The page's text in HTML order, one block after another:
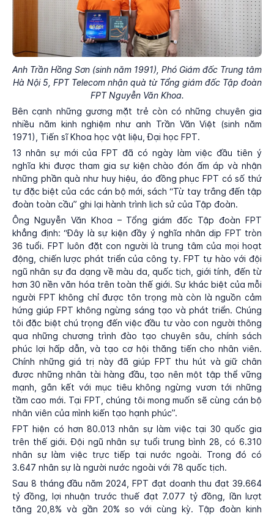
Anh Trần Hồng Sơn (sinh năm 1991), Phó Giám đốc Trung tâm
Hà Nội 5, FPT Telecom nhận quà từ Tổng giám đốc Tập đoàn
FPT Nguyễn Văn Khoa.
Bên cạnh những gương mặt trẻ còn có những chuyên gia
nhiều năm kinh nghiệm như anh Trần Văn Việt (sinh năm
1971), Tiến sĩ Khoa học vật liệu, Đại học FPT.
13 nhân sự mới của FPT đã có ngày làm việc đầu tiên ý
nghĩa khi được tham gia sự kiện chào đón ấm áp và nhận
những phần quà như huy hiệu, áo đồng phục FPT có số thứ
tự đặc biệt của các cán bộ mới, sách “Từ tay trắng đến tập
đoàn toàn cầu” ghi lại hành trình lịch sử của Tập đoàn.
Ông Nguyễn Văn Khoa – Tổng giám đốc Tập đoàn FPT
khẳng định: “Đây là sự kiện đầy ý nghĩa nhân dịp FPT tròn
36 tuổi. FPT luôn đặt con người là trung tâm của mọi hoạt
động, chiến lược phát triển của công ty. FPT tự hào với đội
ngũ nhân sự đa dạng về màu da, quốc tịch, giới tính, đến từ
hơn 30 nền văn hóa trên toàn thế giới. Sự khác biệt của mỗi
người FPT không chỉ được tôn trọng mà còn là nguồn cảm
hứng giúp FPT không ngừng sáng tạo và phát triển. Chúng
tôi đặc biệt chú trọng đến việc đầu tư vào con người thông
qua những chương trình đào tạo chuyên sâu, chính sách
phúc lợi hấp dẫn, và tạo cơ hội thăng tiến cho nhân viên.
Chính những giá trị này đã giúp FPT thu hút và giữ chân
được những nhân tài hàng đầu, tạo nên một tập thể vững
mạnh, gắn kết với mục tiêu không ngừng vươn tới những
tầm cao mới. Tại FPT, chúng tôi mong muốn sẽ cùng cán bộ
nhân viên của mình kiến tạo hạnh phúc”.
FPT hiện có hơn 80.013 nhân sự làm việc tại 30 quốc gia
trên thế giới. Đội ngũ nhân sự tuổi trung bình 28, có 6.310
nhân sự làm việc trực tiếp tại nước ngoài. Trong đó có
3.647 nhân sự là người nước ngoài với 78 quốc tịch.
Sau 8 tháng đầu năm 2024, FPT đạt doanh thu đạt 39.664
tỷ đồng, lợi nhuận trước thuế đạt 7.077 tỷ đồng, lần lượt
tăng 20,8% và gần 20% so với cùng kỳ. Tập đoàn kinh